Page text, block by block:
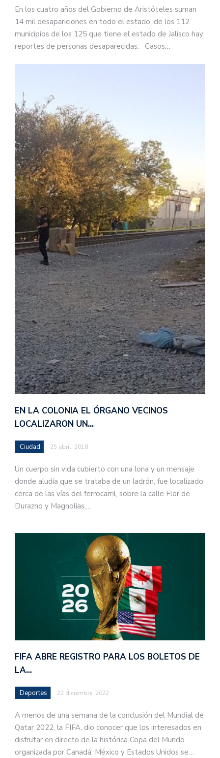
En los cuatro años del Gobierno de Aristóteles suman
14 mil desapariciones en todo el estado, de los 112
municipios de los 125 que tiene el estado de Jalisco hay
reportes de personas desaparecidas. Casos…
EN LA COLONIA EL ÓRGANO VECINOS
LOCALIZARON UN…
Ciudad 25 abril, 2018
Un cuerpo sin vida cubierto con una lona y un mensaje
donde aludía que se trataba de un ladrón, fue localizado
cerca de las vías del ferrocarril, sobre la calle Flor de
Durazno y Magnolias,…
FIFA ABRE REGISTRO PARA LOS BOLETOS DE
LA…
Deportes 22 diciembre, 2022
A menos de una semana de la conclusión del Mundial de
Qatar 2022, la FIFA, dio conocer que los interesados en
disfrutar en directo de la histórica Copa del Mundo
organizada por Canadá, México y Estados Unidos se…